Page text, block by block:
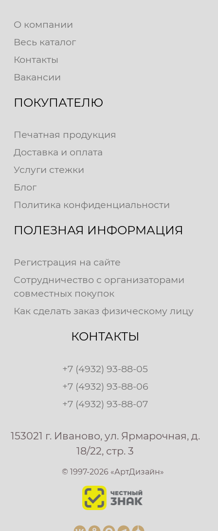
О компании
Весь каталог
Контакты
Вакансии
ПОКУПАТЕЛЮ
Печатная продукция
Доставка и оплата
Услуги стежки
Блог
Политика конфиденциальности
ПОЛЕЗНАЯ ИНФОРМАЦИЯ
Регистрация на сайте
Сотрудничество с организаторами
совместных покупок
Как сделать заказ физическому лицу
КОНТАКТЫ
+7 (4932) 93-88-05
+7 (4932) 93-88-06
+7 (4932) 93-88-07
153021 г. Иваново, ул. Ярмарочная, д.
18/22, стр. 3
© 1997-2026 «АртДизайн»